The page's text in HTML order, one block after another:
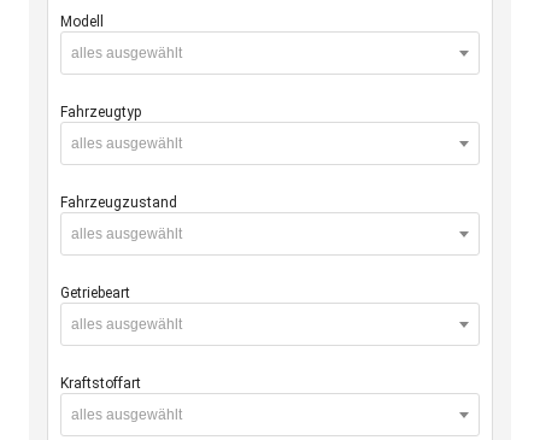
Modell
alles ausgewählt
Fahrzeugtyp
alles ausgewählt
Fahrzeugzustand
alles ausgewählt
Getriebeart
alles ausgewählt
Kraftstoffart
alles ausgewählt